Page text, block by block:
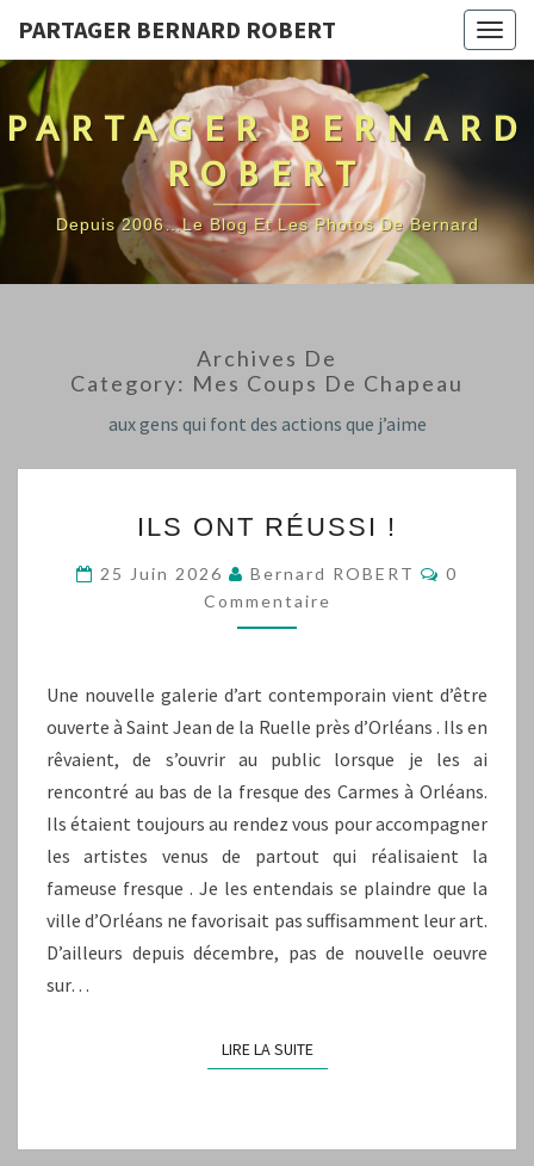
PARTAGER BERNARD ROBERT
PARTAGER BERNARD
ROBERT
Depuis 2006…Le Blog Et Les Photos De Bernard
Archives De
Category: Mes Coups De Chapeau
aux gens qui font des actions que j’aime
ONT
RÉUSSI
!
ILS ONT RÉUSSI !
25 Juin 2026 Bernard ROBERT
0
Commentaire
Une nouvelle galerie d’art contemporain vient d’être
ouverte à Saint Jean de la Ruelle près d’Orléans . Ils en
rêvaient, de s’ouvrir au public lorsque je les ai
rencontré au bas de la fresque des Carmes à Orléans.
Ils étaient toujours au rendez vous pour accompagner
les artistes venus de partout qui réalisaient la
fameuse fresque . Je les entendais se plaindre que la
ville d’Orléans ne favorisait pas suffisamment leur art.
D’ailleurs depuis décembre, pas de nouvelle oeuvre
sur…
LIRE LA SUITELIRE LA SUITE